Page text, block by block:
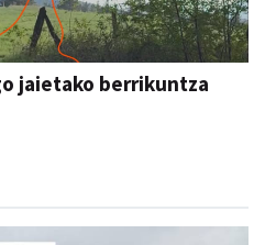
jaietako berrikuntza